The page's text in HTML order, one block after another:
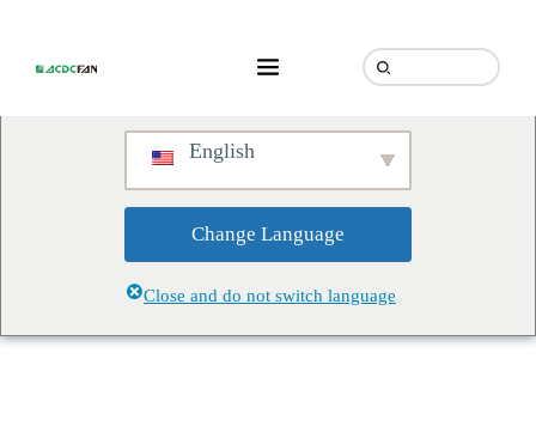
speaking a different language.
Do you want to change to:
English
Change Language
Close and do not switch language